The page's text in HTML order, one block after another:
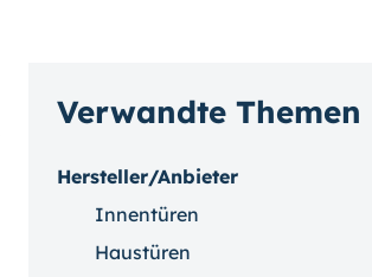
Verwandte Themen
Hersteller/Anbieter
Innentüren
Haustüren